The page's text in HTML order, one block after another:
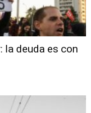
la deuda es con